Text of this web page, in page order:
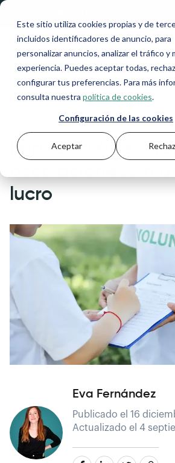
Este sitio utiliza cookies propias y de
incluidos identificadores de anuncio, para
personalizar anuncios, analizar el tráfico y
experiencia. Puedes aceptar todas,
configurar tus preferencias. Para más
consulta nuestra política de cookies.
Configuración de las cookies
Aceptar
💚 20% de descuento con el
Blog >Autónomos y Pymes >
en asociaciones sin ánimo de lucro
Impuesto de
asociaciones sin
lucro
Eva Fernández
Publicado el 16
Actualizado el 4